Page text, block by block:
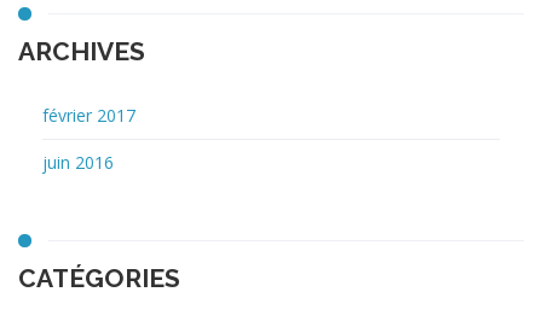
ARCHIVES
février 2017
juin 2016
CATÉGORIES